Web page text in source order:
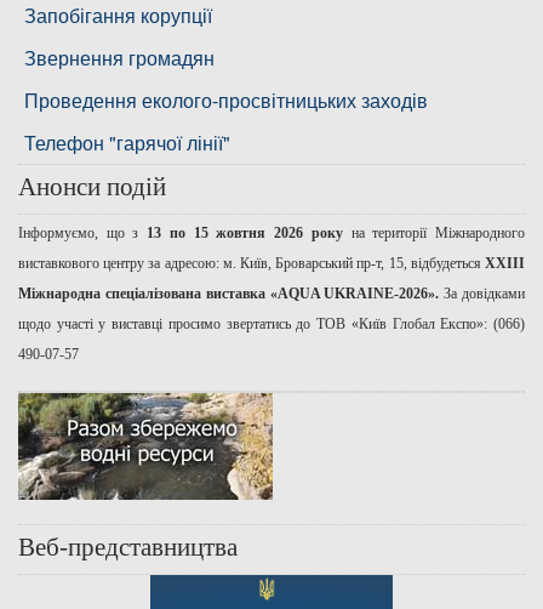
Запобігання корупції
Звернення громадян
Проведення еколого-просвітницьких заходів
Телефон "гарячої лінії"
Анонси подій
Інформуємо, що з 13 по 15 жовтня 2026 рокуна території Міжнародного
виставкового центру за адресою: м. Київ, Броварський пр-т, 15, відбудеться ХХІІІ
Міжнародна спеціалізована виставка «AQUA UKRAINE-2026».За довідками
щодо участі у виставці просимо звертатись до ТОВ «Київ Глобал Експо»: (066)
490-07-57
Веб-представництва